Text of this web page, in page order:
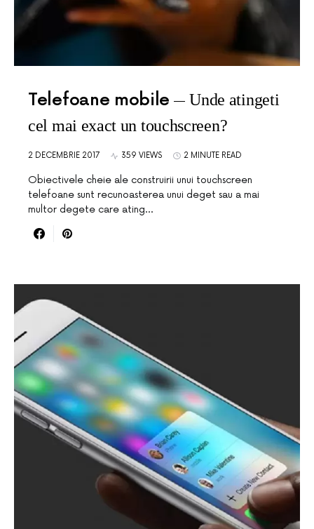
Telefoane mobile
Unde atingeti
cel mai exact un touchscreen?
2 DECEMBRIE 2017 359 VIEWS 2 MINUTE READ
Obiectivele cheie ale construirii unui touchscreen
telefoane sunt recunoasterea unui deget sau a mai
multor degete care ating…